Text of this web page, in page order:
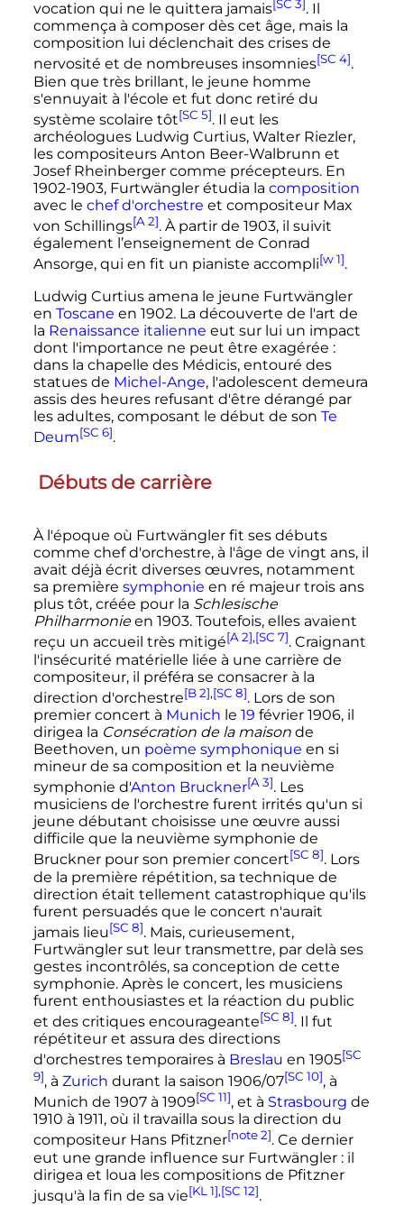
vocation qui ne le quittera jamais [SC 3] . Il
commença à composer dès cet âge, mais la
composition lui déclenchait des crises de
nervosité et de nombreuses insomnies[SC 4].
Bien que très brillant, le jeune homme
s'ennuyait à l'école et fut donc retiré du
système scolaire tôt[SC 5]. Il eut les
archéologues Ludwig Curtius, Walter Riezler,
les compositeurs Anton Beer-Walbrunn et
Josef Rheinberger comme précepteurs. En
1902-1903, Furtwängler étudia la composition
avec le chef d'orchestre et compositeur Max
von Schillings[A 2]. À partir de 1903, il suivit
également l’enseignement de Conrad
Ansorge, qui en fit un pianiste accompli[w 1].
Ludwig Curtius amena le jeune Furtwängler
en Toscane en 1902. La découverte de l'art de
la Renaissance italienne eut sur lui un impact
dont l'importance ne peut être exagérée :
dans la chapelle des Médicis, entouré des
statues de Michel-Ange, l'adolescent demeura
assis des heures refusant d'être dérangé par
les adultes, composant le début de son Te
Deum[SC 6].
Débuts de carrière
À l'époque où Furtwängler fit ses débuts
comme chef d'orchestre, à l'âge de vingt ans, il
avait déjà écrit diverses œuvres, notamment
sa première symphonie en ré majeur trois ans
plus tôt, créée pour la Schlesische
Philharmonieen 1903. Toutefois, elles avaient
reçu un accueil très mitigé[A 2],[SC 7]. Craignant
l'insécurité matérielle liée à une carrière de
compositeur, il préféra se consacrer à la
direction d'orchestre[B 2],[SC 8]. Lors de son
premier concert à Munich le 19 février 1906, il
dirigea la Consécration de la maisonde
Beethoven, un poème symphonique en si
mineur de sa composition et la neuvième
symphonie d'Anton Bruckner[A 3]. Les
musiciens de l'orchestre furent irrités qu'un si
jeune débutant choisisse une œuvre aussi
difficile que la neuvième symphonie de
Bruckner pour son premier concert[SC 8]. Lors
de la première répétition, sa technique de
direction était tellement catastrophique qu'ils
furent persuadés que le concert n'aurait
jamais lieu[SC 8]. Mais, curieusement,
Furtwängler sut leur transmettre, par delà ses
gestes incontrôlés, sa conception de cette
symphonie. Après le concert, les musiciens
furent enthousiastes et la réaction du public
et des critiques encourageante[SC 8]. Il fut
répétiteur et assura des directions
d'orchestres temporaires à Breslau en 1905[SC
9], à Zurich durant la saison 1906/07[SC 10], à
Munich de 1907 à 1909[SC 11], et à Strasbourg de
1910 à 1911, où il travailla sous la direction du
compositeur Hans Pfitzner[note 2]. Ce dernier
eut une grande influence sur Furtwängler : il
dirigea et loua les compositions de Pfitzner
jusqu'à la fin de sa vie[KL 1],[SC 12].